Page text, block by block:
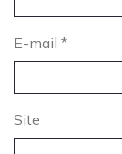
E-mail *
Site